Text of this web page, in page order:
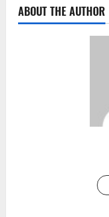
ABOUT THE AUTHOR